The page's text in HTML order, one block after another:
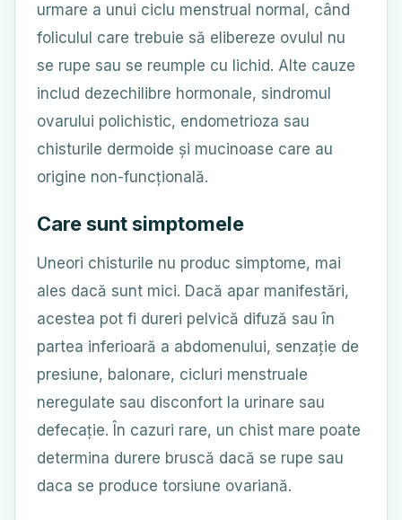
urmare a unui ciclu menstrual normal, când
foliculul care trebuie să elibereze ovulul nu
se rupe sau se reumple cu lichid. Alte cauze
includ dezechilibre hormonale, sindromul
ovarului polichistic, endometrioza sau
chisturile dermoide și mucinoase care au
origine non-funcțională.
Care sunt simptomele
Uneori chisturile nu produc simptome, mai
ales dacă sunt mici. Dacă apar manifestări,
acestea pot fi dureri pelvică difuză sau în
partea inferioară a abdomenului, senzație de
presiune, balonare, cicluri menstruale
neregulate sau disconfort la urinare sau
defecație. În cazuri rare, un chist mare poate
determina durere bruscă dacă se rupe sau
daca se produce torsiune ovariană.